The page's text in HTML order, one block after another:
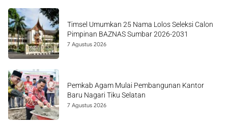
Timsel Umumkan 25 Nama Lolos Seleksi Calon
Pimpinan BAZNAS Sumbar 2026-2031
7 Agustus 2026
Pemkab Agam Mulai Pembangunan Kantor
Baru Nagari Tiku Selatan
7 Agustus 2026